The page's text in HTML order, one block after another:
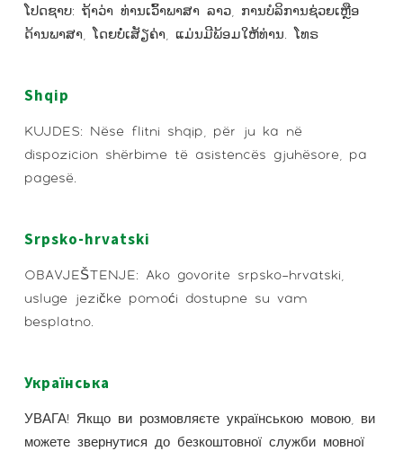
ໂປດຊາບ: ຖ້າວ່າ ທ່ານເວົ້າພາສາ ລາວ, ການບໍລິການຊ່ວຍເຫຼືອ
ດ້ານພາສາ, ໂດຍບໍ່ເສັຽຄ່າ, ແມ່ນມີພ້ອມໃຫ້ທ່ານ. ໂທຣ
Shqip
KUJDES: Nëse flitni shqip, për ju ka në
dispozicion shërbime të asistencës gjuhësore, pa
pagesë.
Srpsko-hrvatski
OBAVJEŠTENJE: Ako govorite srpsko-hrvatski,
usluge jezičke pomoći dostupne su vam
besplatno.
Українська
УВАГА! Якщо ви розмовляєте українською мовою, ви
можете звернутися до безкоштовної служби мовної